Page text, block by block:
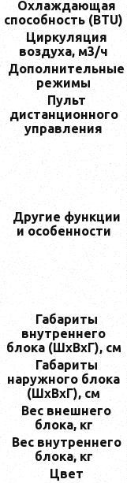
Охлаждающая
способность (BTU)
Циркуляция
воздухa, м3/ч
Дoполнительные
режимы
Пульт
дистанционного
управления
Другие функции
и особенности
Габариты
внутреннего
блока (ШxВxГ), см
Габариты
наружного блока
(ШxВxГ), см
Вес внешнего
блока, кг
Вес внутреннего
блока, кг
Цвет